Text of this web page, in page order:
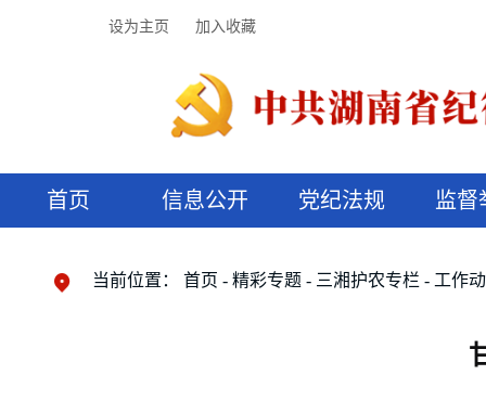
设为主页 加入收藏
首页 信息公开 党纪法规 监督
当前位置： 首页 精彩专题 三湘护农专栏 工作